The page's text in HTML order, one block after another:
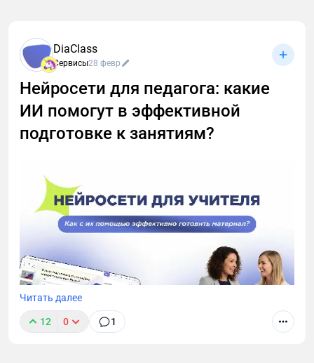
Здесь: скрытые фишки, лайфхаки для
бесплатников и инструкции «как быстро найти
кнопку записи и не облажаться с сохранением
созвона». Поехали разбираться, как записывать
звонки без стресса и превращать их в текст за пару
DiaClass
Сервисы28 февр
Нейросети для педагога: какие
ИИ помогут в эффективной
подготовке к занятиям?
Читать далее
12 0 1